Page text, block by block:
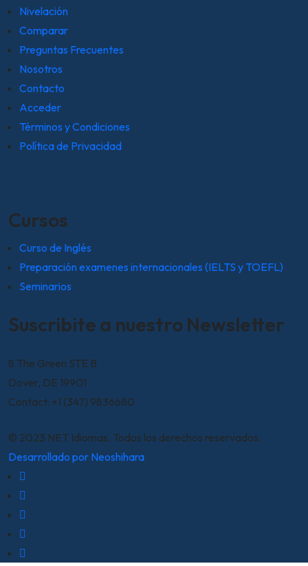
Nivelación
Comparar
Preguntas Frecuentes
Nosotros
Contacto
Acceder
Términos y Condiciones
Política de Privacidad
Cursos
Curso de Inglés
Preparación examenes internacionales (IELTS y TOEFL)
Seminarios
Suscribite a nuestro Newsletter
8 The Green STE B
Dover, DE 19901
Contact: +1 (347) 9836680
© 2023 NET Idiomas. Todos los derechos reservados.
Desarrollado por Neoshihara